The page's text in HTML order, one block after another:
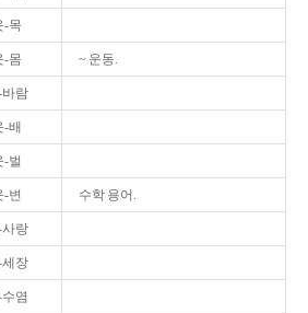
-목
-몸 ~ 운동.
바람
-배
-벌
-변 수학 용어.
사랑
세장
수염